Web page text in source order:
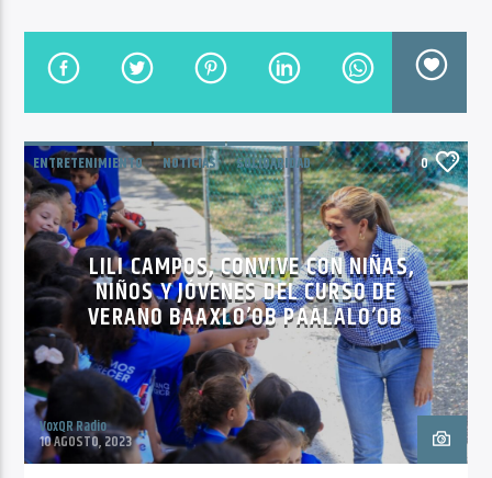
CANCIÓN ACTUAL
NO TITLES AVAILABLE
Radio VoxQR
ENTRETENIMIENTO NOTICIAS SOLIDARIDAD 0
LILI CAMPOS, CONVIVE CON NIÑAS,
NIÑOS Y JÓVENES DEL CURSO DE
VERANO BAAXLO’OB PAALALO’OB
VoxQR Radio
10 AGOSTO, 2023